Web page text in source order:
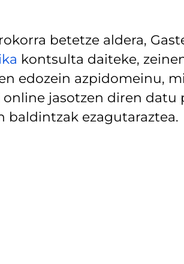
betetze aldera,
kontsulta daiteke,
edozein azpidomeinu,
jasotzen diren datu
ezagutaraztea.